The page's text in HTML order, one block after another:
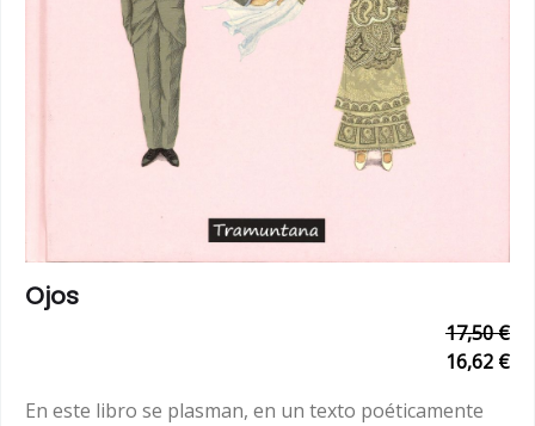
Ojos
17,50 €
16,62 €
En este libro se plasman, en un texto poéticamente